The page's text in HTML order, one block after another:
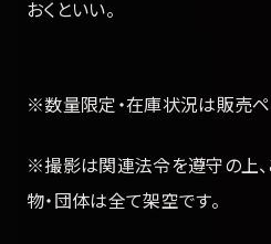
おくといい。
※数量限定・在庫状況は販売ペ
※撮影は関連法令を遵守の上、
物・団体は全て架空です。